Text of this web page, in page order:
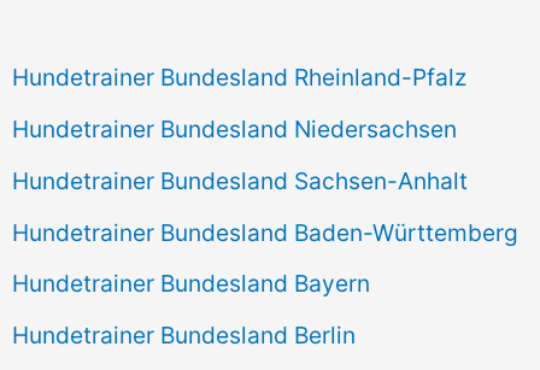
Hundetrainer Bundesland Rheinland-Pfalz
Hundetrainer Bundesland Niedersachsen
Hundetrainer Bundesland Sachsen-Anhalt
Hundetrainer Bundesland Baden-Württemberg
Hundetrainer Bundesland Bayern
Hundetrainer Bundesland Berlin